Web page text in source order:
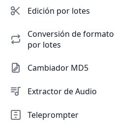
Edición por lotes
Conversión de formato
por lotes
Cambiador MD5
Extractor de Audio
Teleprompter